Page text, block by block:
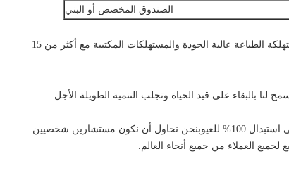
الصندوق المخصص أو البني
هي شركة رائدة في توفير وتصدير المواد المستهلكة الطباعة عالية الجودة والمستهلكات المكتبية مع أكثر من 15
بالبقاء على قيد الحياة وتجلب التنمية الطويلة الأجل
لذا جميع منتجاتنا لها ضمان 100% لمدة 24 شهراً و نتفق على استبدال 100% للعيوبنحن نحاول أن نكون مستشارين شخصيين
لجميع العملاء من جميع أنحاء العالم.